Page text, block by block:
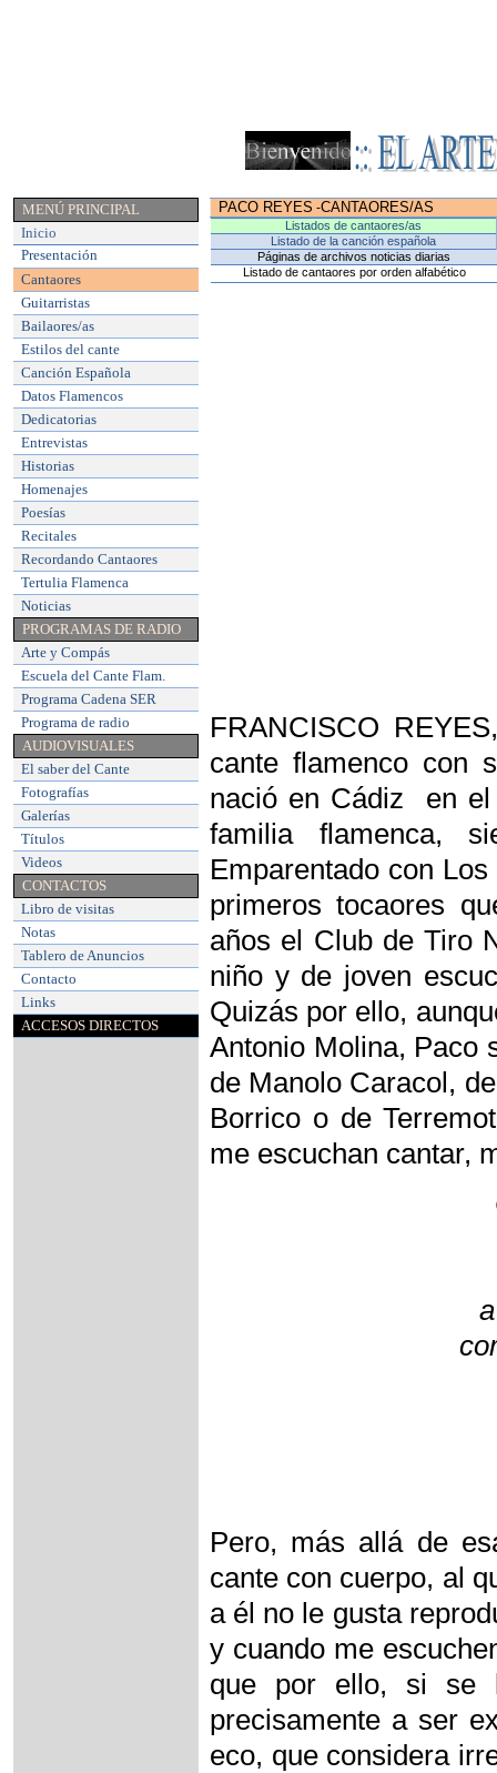
MENÚ PRINCIPAL
Inicio
Presentación
Cantaores
Guitarristas
Bailaores/as
Estilos del cante
Canción Española
Datos Flamencos
Dedicatorias
Entrevistas
Historias
Homenajes
Poesías
Recitales
Recordando Cantaores
Tertulia Flamenca
Noticias
PROGRAMAS DE RADIO
Arte y Compás
Escuela del Cante Flam.
Programa Cadena SER
Programa de radio
AUDIOVISUALES
El saber del Cante
Fotografías
Galerías
Títulos
Videos
CONTACTOS
Libro de visitas
Notas
Tablero de Anuncios
Contacto
Links
ACCESOS DIRECTOS
PACO REYES -CANTAORES/AS
Listados de cantaores/as
Listado de la canción española
Páginas de archivos noticias diarias
Listado de cantaores por orden alfabético
FRANCISCO
cante flamenco con
nació en Cádiz en
familia flamenca,
Emparentado con
primeros tocaores
años el Club de Tiro
niño y de joven
Quizás por ello,
Antonio Molina, Paco
de Manolo Caracol,
Borrico o de
me escuchan cantar,
Pero, más allá de
cante con cuerpo, al
a él no le gusta
y cuando me
que por ello, si se
precisamente a ser
eco, que considera